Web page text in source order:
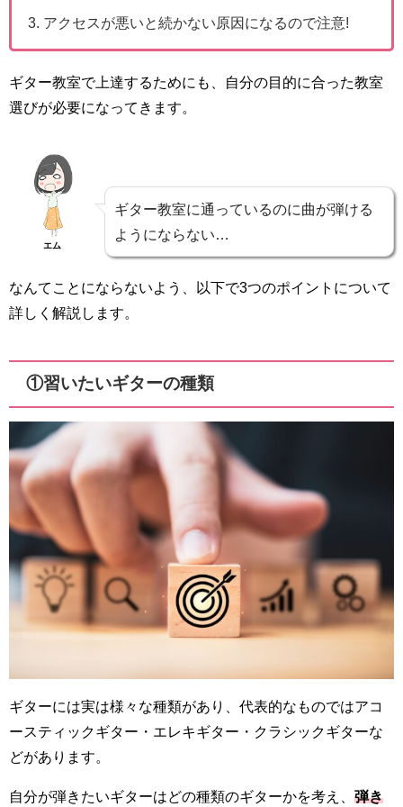
アクセスが悪いと続かない原因になるので注意!
ギター教室で上達するためにも、自分の目的に合った教室
選びが必要になってきます。
エム
ギター教室に通っているのに曲が弾ける
ようにならない…
なんてことにならないよう、以下で3つのポイントについて
詳しく解説します。
①習いたいギターの種類
ギターには実は様々な種類があり、代表的なものではアコ
ースティックギター・エレキギター・クラシックギターな
どがあります。
自分が弾きたいギターはどの種類のギターかを考え、 弾き